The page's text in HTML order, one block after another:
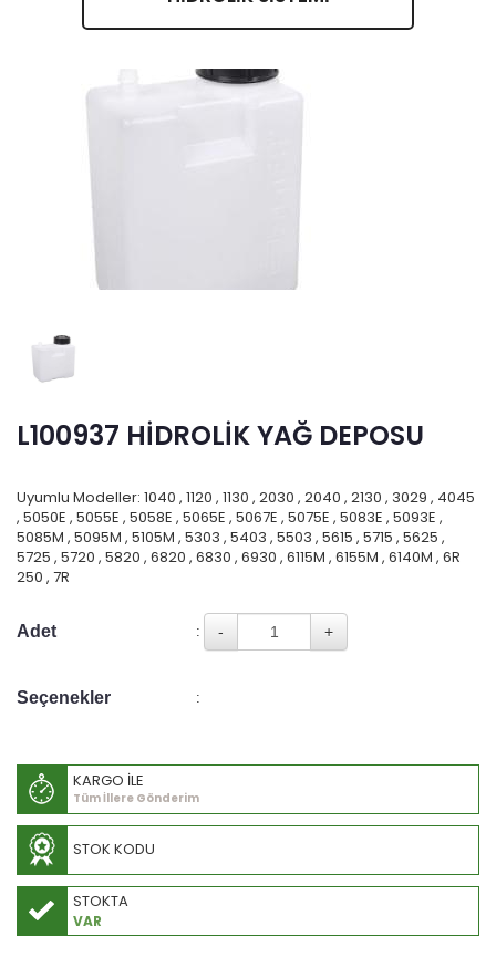
L100937 HİDROLİK YAĞ DEPOSU
Uyumlu Modeller: 1040 , 1120 , 1130 , 2030 , 2040 , 2130 , 3029 , 4045
, 5050E , 5055E , 5058E , 5065E , 5067E , 5075E , 5083E , 5093E ,
5085M , 5095M , 5105M , 5303 , 5403 , 5503 , 5615 , 5715 , 5625 ,
5725 , 5720 , 5820 , 6820 , 6830 , 6930 , 6115M , 6155M , 6140M , 6R
250 , 7R
Adet :
Seçenekler :
KARGO İLE
Tüm İllere Gönderim
STOK KODU
STOKTA
VAR